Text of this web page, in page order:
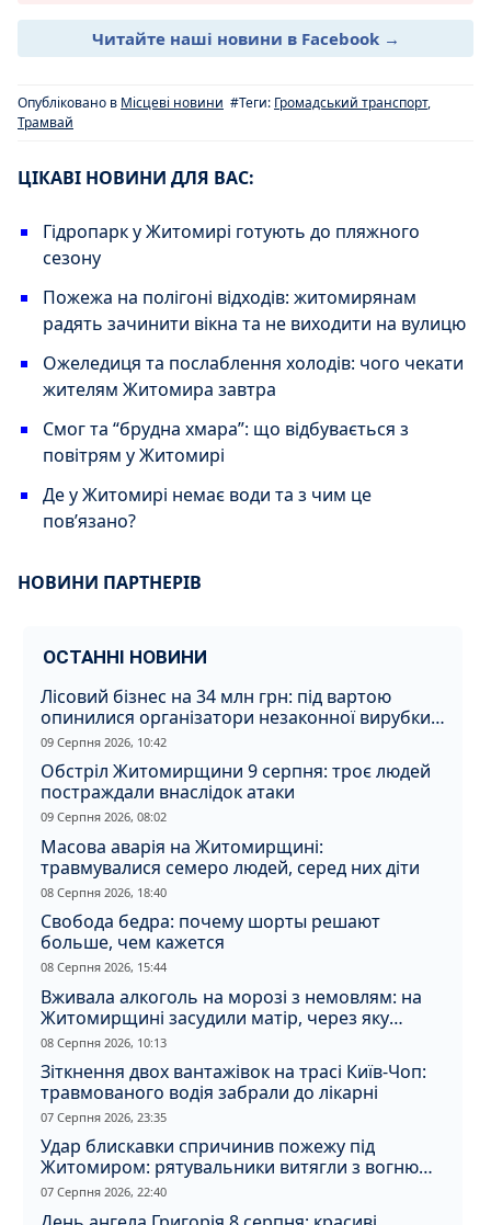
Читайте наші новини в Facebook →
Опубліковано в Місцеві новини #Теги: Громадський транспорт,
Трамвай
ЦІКАВІ НОВИНИ ДЛЯ ВАС:
Гідропарк у Житомирі готують до пляжного
сезону
Пожежа на полігоні відходів: житомирянам
радять зачинити вікна та не виходити на вулицю
Ожеледиця та послаблення холодів: чого чекати
жителям Житомира завтра
Смог та “брудна хмара”: що відбувається з
повітрям у Житомирі
Де у Житомирі немає води та з чим це
повʼязано?
НОВИНИ ПАРТНЕРІВ
ОСТАННІ НОВИНИ
Лісовий бізнес на 34 млн грн: під вартою
опинилися організатори незаконної вирубки
на Житомирщині
09 Серпня 2026, 10:42
Обстріл Житомирщини 9 серпня: троє людей
постраждали внаслідок атаки
09 Серпня 2026, 08:02
Масова аварія на Житомирщині:
травмувалися семеро людей, серед них діти
08 Серпня 2026, 18:40
Свобода бедра: почему шорты решают
больше, чем кажется
08 Серпня 2026, 15:44
Вживала алкоголь на морозі з немовлям: на
Житомирщині засудили матір, через яку
дитина отримала обмороження
08 Серпня 2026, 10:13
Зіткнення двох вантажівок на трасі Київ-Чоп:
травмованого водія забрали до лікарні
07 Серпня 2026, 23:35
Удар блискавки спричинив пожежу під
Житомиром: рятувальники витягли з вогню
кота
07 Серпня 2026, 22:40